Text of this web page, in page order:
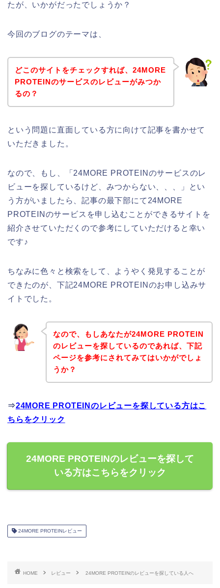
たが、いかがだったでしょうか？
今回のブログのテーマは、
どこのサイトをチェックすれば、24MORE
PROTEINのサービスのレビューがみつか
るの？
という問題に直面している方に向けて記事を書かせて
いただきました。
なので、もし、「24MORE PROTEINのサービスのレ
ビューを探しているけど、みつからない、、、」とい
う方がいましたら、記事の最下部にて24MORE
PROTEINのサービスを申し込むことができるサイトを
紹介させていただくので参考にしていただけると幸い
です♪
ちなみに色々と検索をして、ようやく発見することが
できたのが、下記24MORE PROTEINのお申し込みサ
イトでした。
なので、もしあなたが24MORE PROTEIN
のレビューを探しているのであれば、下記
ページを参考にされてみてはいかがでしょ
うか？
⇒24MORE PROTEINのレビューを探している方はこ
ちらをクリック
24MORE PROTEINのレビューを探して
いる方はこちらをクリック
24MORE PROTEINレビュー
HOME レビュー 24MORE PROTEINのレビューを探している人へ